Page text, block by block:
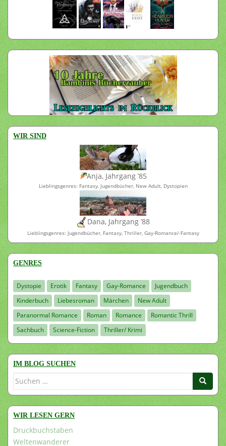
WIR SIND
Anja, Jahrgang ’85
Lieblingsgenres: Fantasy, Jugendbücher, New Adult, Dystopien
Dana, Jahrgang ’88
Lieblingsgenres: Jugendbücher, Fantasy, Thriller, Gay-Romance/-Fantasy
GENRES
Dystopie Erotik Fantasy Gay-Romance
Jugendbuch
Kinderbuch
Liebesroman Märchen
New Adult
Paranormal Romance
Roman Romance
Romantic Thrill
Sachbuch
Science-Fiction Thriller/ Krimi
IM BLOG SUCHEN
Suchen
WIR LESEN GERN
Druckbuchstaben
Weltenwanderer